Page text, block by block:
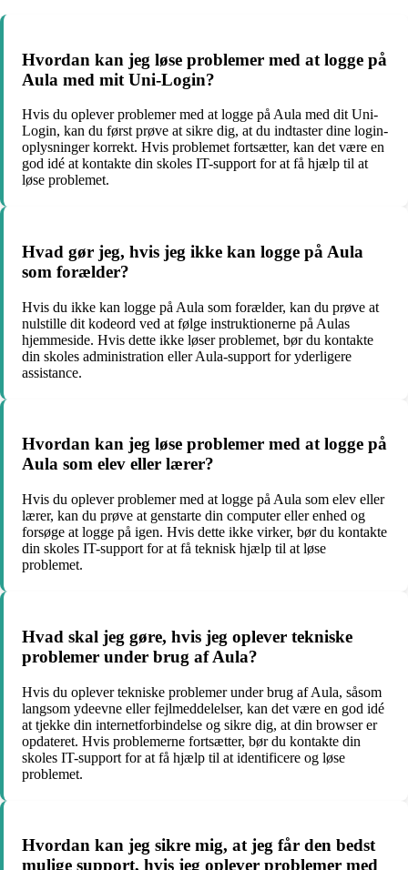
Hvordan kan jeg løse problemer med at logge på
Aula med mit Uni-Login?
Hvis du oplever problemer med at logge på Aula med dit Uni-
Login, kan du først prøve at sikre dig, at du indtaster dine login-
oplysninger korrekt. Hvis problemet fortsætter, kan det være en
god idé at kontakte din skoles IT-support for at få hjælp til at
løse problemet.
Hvad gør jeg, hvis jeg ikke kan logge på Aula
som forælder?
Hvis du ikke kan logge på Aula som forælder, kan du prøve at
nulstille dit kodeord ved at følge instruktionerne på Aulas
hjemmeside. Hvis dette ikke løser problemet, bør du kontakte
din skoles administration eller Aula-support for yderligere
assistance.
Hvordan kan jeg løse problemer med at logge på
Aula som elev eller lærer?
Hvis du oplever problemer med at logge på Aula som elev eller
lærer, kan du prøve at genstarte din computer eller enhed og
forsøge at logge på igen. Hvis dette ikke virker, bør du kontakte
din skoles IT-support for at få teknisk hjælp til at løse
problemet.
Hvad skal jeg gøre, hvis jeg oplever tekniske
problemer under brug af Aula?
Hvis du oplever tekniske problemer under brug af Aula, såsom
langsom ydeevne eller fejlmeddelelser, kan det være en god idé
at tjekke din internetforbindelse og sikre dig, at din browser er
opdateret. Hvis problemerne fortsætter, bør du kontakte din
skoles IT-support for at få hjælp til at identificere og løse
problemet.
Hvordan kan jeg sikre mig, at jeg får den bedst
mulige support, hvis jeg oplever problemer med